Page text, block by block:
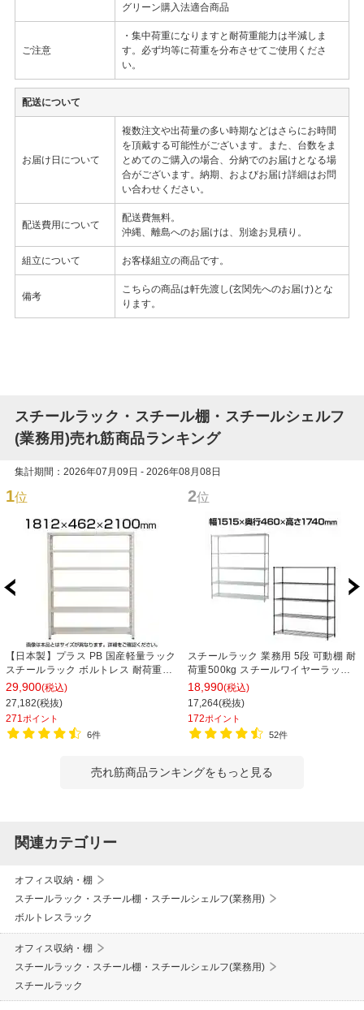
グリーン購入法適合商品
ご注意
・集中荷重になりますと耐荷重能力は半減しま
す。必ず均等に荷重を分布させてご使用くださ
い。
配送について
お届け日について
複数注文や出荷量の多い時期などはさらにお時間
を頂戴する可能性がございます。また、台数をま
とめてのご購入の場合、分納でのお届けとなる場
合がございます。納期、およびお届け詳細はお問
い合わせください。
配送費用について
配送費無料。
沖縄、離島へのお届けは、別途お見積り。
組立について お客様組立の商品です。
備考
こちらの商品は軒先渡し(玄関先へのお届け)とな
ります。
スチールラック・スチール棚・スチールシェルフ
(業務用)売れ筋商品ランキング
集計期間：2026年07月09日 - 2026年08月08日
1位
【日本製】プラス PB 国産軽量ラック
スチールラック ボルトレス 耐荷重
150kg/段 天地6段 幅1812×奥行462×
高さ2100mm スチール棚 スチールシ
ェルフ 収納棚 オープンラック 収納ラ
ック
29,900(税込)
27,182(税抜)
271ポイント
6件
2位
スチールラック 業務用 5段 可動棚 耐
荷重500kg スチールワイヤーラック
シェルゴ 幅1515×奥行460×高さ
1740mm
18,990(税込)
17,264(税抜)
172ポイント
52件
売れ筋商品ランキングをもっと見る
関連カテゴリー
オフィス収納・棚
スチールラック・スチール棚・スチールシェルフ(業務用)
ボルトレスラック
オフィス収納・棚
スチールラック・スチール棚・スチールシェルフ(業務用)
スチールラック